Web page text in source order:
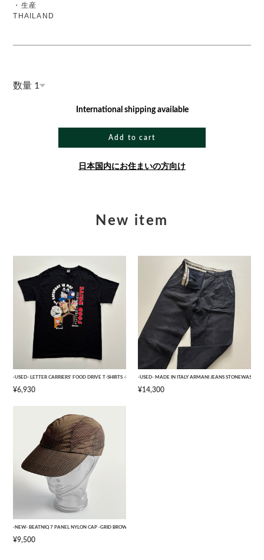
・生産
THAILAND
数量
International shipping available
Add to cart
日本国内にお住まいの方向け
New item
-USED- LETTER CARRIERS' FOOD DRIVE T-SHIRTS -BLACK- [L]
¥6,930
-USED- MADE IN ITALY ARMANI JEANS
¥14,300
-NEW- BEATNIQ 7 PANEL NYLON CAP -GRID BROWN CAMOUFLAGE- [ONE SIZE]
¥9,500